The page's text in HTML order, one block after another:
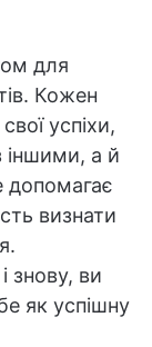
для
Кожен
успіхи,
іншими, а й
допомагає
визнати
знову, ви
як успішну